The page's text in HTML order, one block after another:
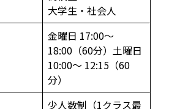
大学生・社会人
金曜日 17:00〜
18:00（60分）土曜日
10:00〜 12:15（60
分）
少人数制（1クラス最